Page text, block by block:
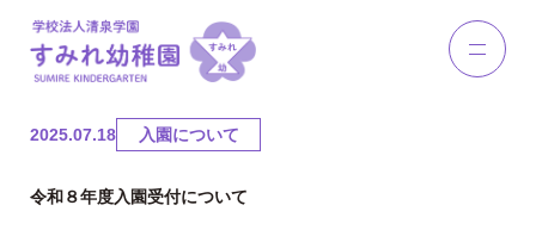
2025.07.18 入園について
令和８年度入園受付について